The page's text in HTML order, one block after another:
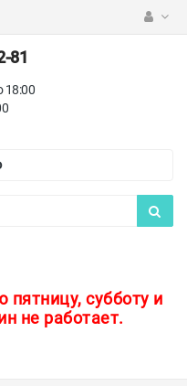
81
18:00
субботу и
не работает.